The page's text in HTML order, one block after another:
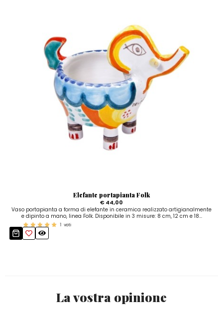
Elefante portapianta Folk
€ 44,00
Vaso portapianta a forma di elefante in ceramica realizzato artigianalmente
e dipinto a mano, linea Folk. Disponibile in 3 misure: 8 cm, 12 cm e 18...
1 voti
La vostra opinione